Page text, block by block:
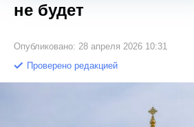
не будет
Опубликовано: 28 апреля 2026 10:31
Проверено редакцией